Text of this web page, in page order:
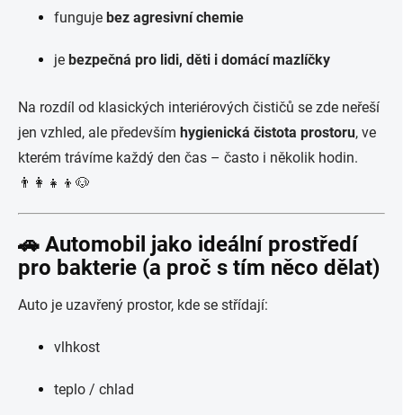
funguje bez agresivní chemie
je bezpečná pro lidi, děti i domácí mazlíčky
Na rozdíl od klasických interiérových čističů se zde neřeší
jen vzhled, ale především hygienická čistota prostoru, ve
kterém trávíme každý den čas – často i několik hodin.
👨‍👩‍👧‍👦🐶
🚗 Automobil jako ideální prostředí
pro bakterie (a proč s tím něco dělat)
Auto je uzavřený prostor, kde se střídají:
vlhkost
teplo / chlad